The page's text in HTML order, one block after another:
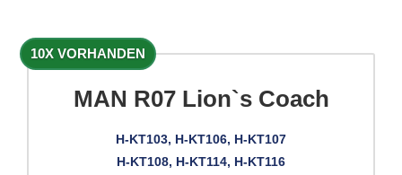
10X VORHANDEN
MAN R07 Lion`s Coach
H-KT103, H-KT106, H-KT107
H-KT108, H-KT114, H-KT116